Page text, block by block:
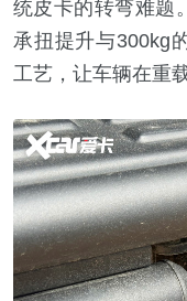
统皮卡的转弯难题
承扭提升与300kg
工艺，让车辆在重